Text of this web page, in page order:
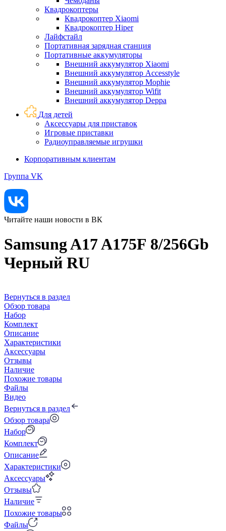
Квадрокоптеры
Квадрокоптер Xiaomi
Квадрокоптер Hiper
Лайфстайл
Портативная зарядная станция
Портативные аккумуляторы
Внешний аккумулятор Xiaomi
Внешний аккумулятор Accesstyle
Внешний аккумулятор Mophie
Внешний аккумулятор Wifit
Внешний аккумулятор Deppa
Для детей
Аксессуары для приставок
Игровые приставки
Радиоуправляемые игрушки
Корпоративным клиентам
Группа VK
Читайте наши новости в ВК
Samsung A17 A175F 8/256Gb
Черный RU
Вернуться в раздел
Обзор товара
Набор
Комплект
Описание
Характеристики
Аксессуары
Отзывы
Наличие
Похожие товары
Файлы
Видео
Вернуться в раздел
Обзор товара
Набор
Комплект
Описание
Характеристики
Аксессуары
Отзывы
Наличие
Похожие товары
Файлы